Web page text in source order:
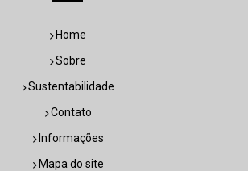
Home
Sobre
Sustentabilidade
Contato
Informações
Mapa do site